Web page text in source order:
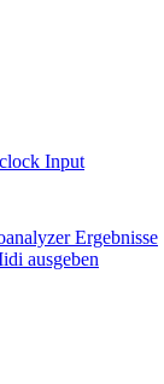
Input
Ergebnisse
ausgeben